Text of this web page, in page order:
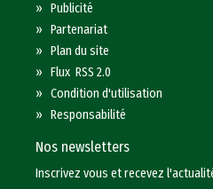
»Publicité
»Partenariat
»Plan du site
»Flux RSS 2.0
»Condition d'utilisation
»Responsabilité
Nos newsletters
Inscrivez vous et recevez